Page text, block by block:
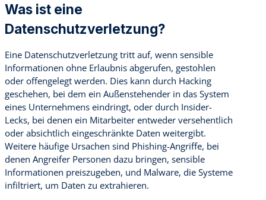
Was ist eine
Datenschutzverletzung?
Eine Datenschutzverletzung tritt auf, wenn sensible
Informationen ohne Erlaubnis abgerufen, gestohlen
oder offengelegt werden. Dies kann durch Hacking
geschehen, bei dem ein Außenstehender in das System
eines Unternehmens eindringt, oder durch Insider-
Lecks, bei denen ein Mitarbeiter entweder versehentlich
oder absichtlich eingeschränkte Daten weitergibt.
Weitere häufige Ursachen sind Phishing-Angriffe, bei
denen Angreifer Personen dazu bringen, sensible
Informationen preiszugeben, und Malware, die Systeme
infiltriert, um Daten zu extrahieren.